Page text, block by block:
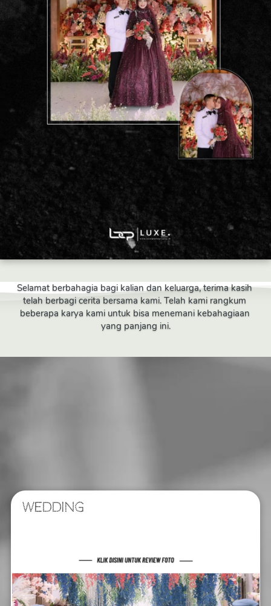
Selamat berbahagia bagi kalian dan keluarga, terima kasih
telah berbagi cerita bersama kami. Telah kami rangkum
beberapa karya kami untuk bisa menemani kebahagiaan
yang panjang ini.
WEDDING